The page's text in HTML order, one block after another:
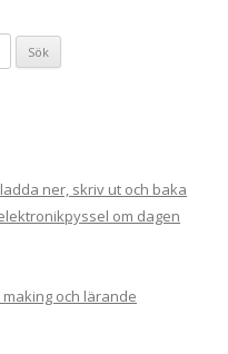
ner, skriv ut och baka
om dagen
och lärande